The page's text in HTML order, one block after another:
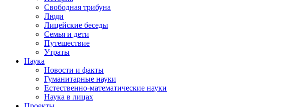
Свободная трибуна
Люди
Лицейские беседы
Семья и дети
Путешествие
Утраты
Наука
Новости и факты
Гуманитарные науки
Естественно-математические науки
Наука в лицах